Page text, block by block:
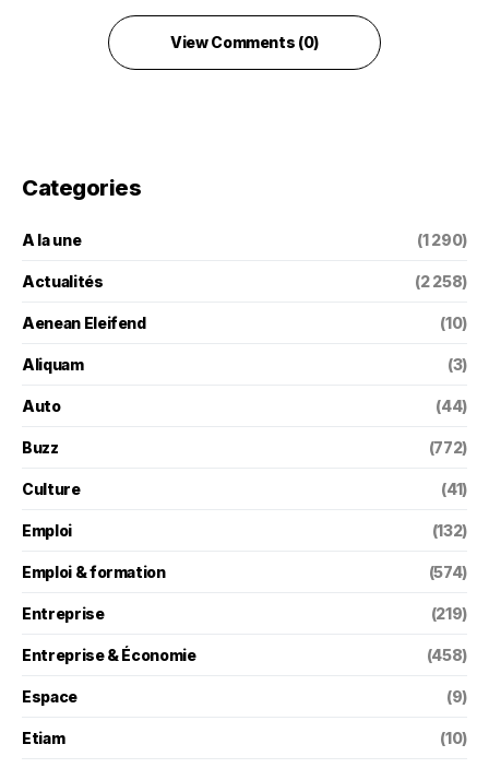
View Comments (0)
Categories
A la une (1 290)
Actualités (2 258)
Aenean Eleifend (10)
Aliquam (3)
Auto (44)
Buzz (772)
Culture (41)
Emploi (132)
Emploi & formation (574)
Entreprise (219)
Entreprise & Économie (458)
Espace (9)
Etiam (10)